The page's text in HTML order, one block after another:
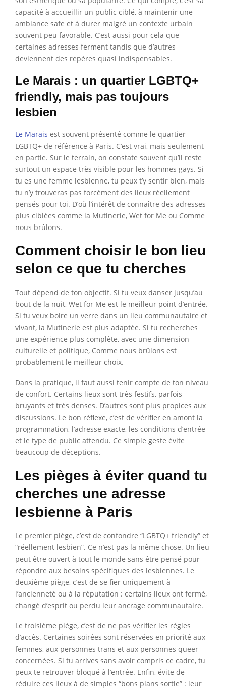
capacité à accueillir un public ciblé, à maintenir une
ambiance safe et à durer malgré un contexte urbain
souvent peu favorable. C’est aussi pour cela que
certaines adresses ferment tandis que d’autres
deviennent des repères quasi indispensables.
Le Marais : un quartier LGBTQ+
friendly, mais pas toujours
lesbien
Le Marais est souvent présenté comme le quartier
LGBTQ+ de référence à Paris. C’est vrai, mais seulement
en partie. Sur le terrain, on constate souvent qu’il reste
surtout un espace très visible pour les hommes gays. Si
tu es une femme lesbienne, tu peux t’y sentir bien, mais
tu n’y trouveras pas forcément des lieux réellement
pensés pour toi. D’où l’intérêt de connaître des adresses
plus ciblées comme la Mutinerie, Wet for Me ou Comme
nous brûlons.
Comment choisir le bon lieu
selon ce que tu cherches
Tout dépend de ton objectif. Si tu veux danser jusqu’au
bout de la nuit, Wet for Me est le meilleur point d’entrée.
Si tu veux boire un verre dans un lieu communautaire et
vivant, la Mutinerie est plus adaptée. Si tu recherches
une expérience plus complète, avec une dimension
culturelle et politique, Comme nous brûlons est
probablement le meilleur choix.
Dans la pratique, il faut aussi tenir compte de ton niveau
de confort. Certains lieux sont très festifs, parfois
bruyants et très denses. D’autres sont plus propices aux
discussions. Le bon réflexe, c’est de vérifier en amont la
programmation, l’adresse exacte, les conditions d’entrée
et le type de public attendu. Ce simple geste évite
beaucoup de déceptions.
Les pièges à éviter quand tu
cherches une adresse
lesbienne à Paris
Le premier piège, c’est de confondre “LGBTQ+ friendly” et
“réellement lesbien”. Ce n’est pas la même chose. Un lieu
peut être ouvert à tout le monde sans être pensé pour
répondre aux besoins spécifiques des lesbiennes. Le
deuxième piège, c’est de se fier uniquement à
l’ancienneté ou à la réputation : certains lieux ont fermé,
changé d’esprit ou perdu leur ancrage communautaire.
Le troisième piège, c’est de ne pas vérifier les règles
d’accès. Certaines soirées sont réservées en priorité aux
femmes, aux personnes trans et aux personnes queer
concernées. Si tu arrives sans avoir compris ce cadre, tu
peux te retrouver bloqué à l’entrée. Enfin, évite de
réduire ces lieux à de simples “bons plans sortie” : leur